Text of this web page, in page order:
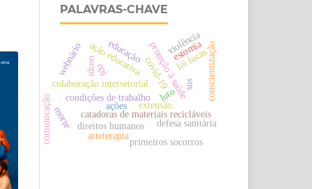
PALAVRAS-CHAVE
catadoras de materiais recicláveis
condições de trabalho
colaboração intersetorialcovid-19
idoso
defesa sanitária
proteção à saúde
ação educativa
educação
morte
luto
direitos humanos
npj
arteterapia
lei lucas
primeiros socorros
webnário violência
comunicação extensão.
conscientização
ações
sus
estomia